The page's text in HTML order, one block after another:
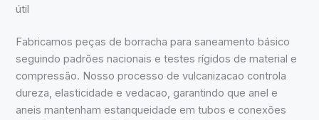
útil
Fabricamos peças de borracha para saneamento básico
seguindo padrões nacionais e testes rígidos de material e
compressão. Nosso processo de vulcanizacao controla
dureza, elasticidade e vedacao, garantindo que anel e
aneis mantenham estanqueidade em tubos e conexões